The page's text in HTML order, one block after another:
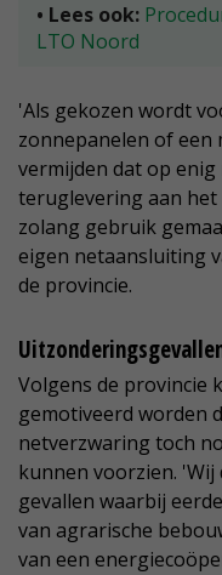
• Lees ook:
LTO Noord
'Als gekozen wordt
zonnepanelen of een
vermijden dat op
teruglevering aan het
zolang gebruik
eigen netaansluiting
de provincie.
Volgens de provincie
gemotiveerd worden
netverzwaring toch
kunnen voorzien.
gevallen waarbij
van agrarische
van een